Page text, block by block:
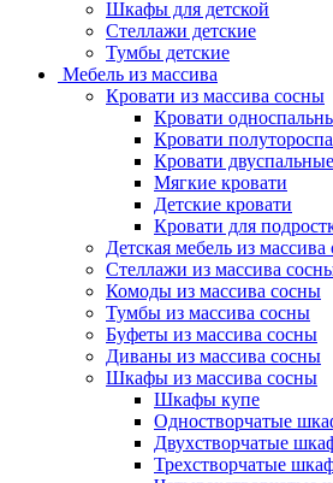
Шкафы для детской
Стеллажи детские
Тумбы детские
Мебель из массива
Кровати из массива сосны
Кровати
Кровати
Кровати двуспальные
Мягкие кровати
Детские кровати
Кровати для
Детская мебель из
Стеллажи из массива
Комоды из массива сосны
Тумбы из массива сосны
Буфеты из массива сосны
Диваны из массива сосны
Шкафы из массива сосны
Шкафы купе
Одностворчатые
Двухстворчатые
Трехстворчатые